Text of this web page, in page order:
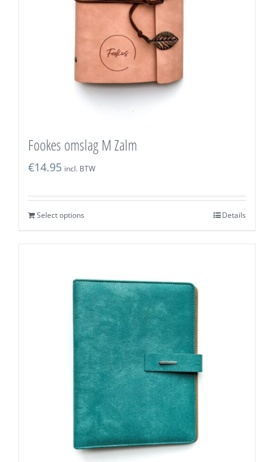
Fookes omslag M Zalm
€14.95 incl. BTW
Select options Details